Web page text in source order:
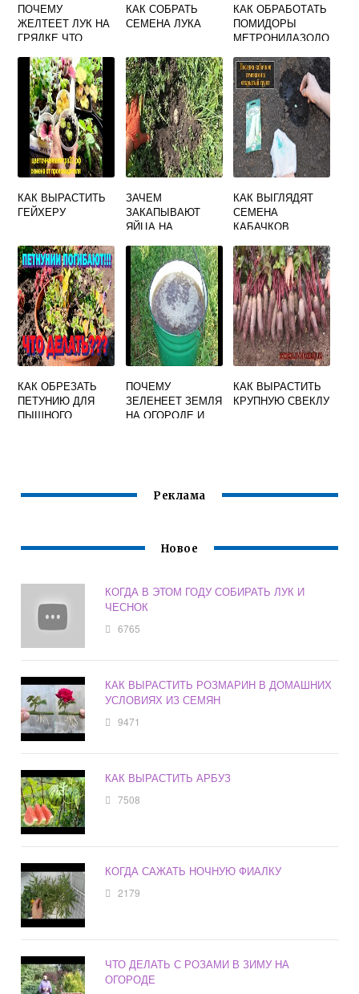
ПОЧЕМУ
ЖЕЛТЕЕТ ЛУК НА
ГРЯДКЕ ЧТО
КАК СОБРАТЬ
СЕМЕНА ЛУКА
КАК ОБРАБОТАТЬ
ПОМИДОРЫ
МЕТРОНИДАЗОЛО
В ТЕПЛИЦЕ
КАК ВЫРАСТИТЬ
ГЕЙХЕРУ
ЗАЧЕМ
ЗАКАПЫВАЮТ
ЯЙЦА НА
ЗЕМЛЮ
КАК ВЫГЛЯДЯТ
СЕМЕНА
КАБАЧКОВ
КАК ОБРЕЗАТЬ
ПЕТУНИЮ ДЛЯ
ПЫШНОГО
ПОЧЕМУ
ЗЕЛЕНЕЕТ ЗЕМЛЯ
НА ОГОРОДЕ И
КАК ВЫРАСТИТЬ
КРУПНУЮ СВЕКЛУ
Реклама
Новое
КОГДА В ЭТОМ ГОДУ СОБИРАТЬ ЛУК И
ЧЕСНОК
6765
КАК ВЫРАСТИТЬ РОЗМАРИН В ДОМАШНИХ
УСЛОВИЯХ ИЗ СЕМЯН
9471
КАК ВЫРАСТИТЬ АРБУЗ
7508
КОГДА САЖАТЬ НОЧНУЮ ФИАЛКУ
2179
ЧТО ДЕЛАТЬ С РОЗАМИ В ЗИМУ НА
ОГОРОДЕ